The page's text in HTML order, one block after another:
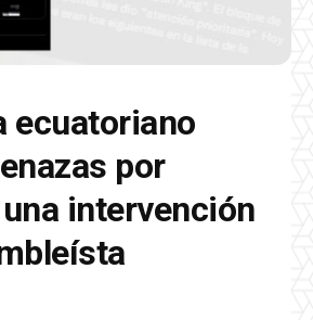
ecuatoriano
por
intervención